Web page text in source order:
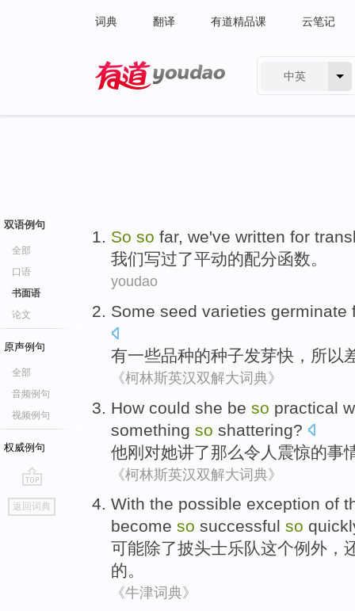
词典 翻译 有道精品课 云笔记
中英
双语例句
全部
口语
书面语
论文
原声例句
全部
音频例句
视频例句
权威例句
go
top
返回词典
So so far, we've written for
我们写过了平动的配分函数。
youdao
Some seed varieties germinate
有一些品种的种子发芽快 ， 所以
《柯林斯英汉双解大词典》
How could she be so practical
something so shattering?
他刚 对她讲了那么令人震惊的事
《柯林斯英汉双解大词典》
With the possible exception of
become so successful so
可能除了披头士乐队这个例外，
的。
《牛津词典》